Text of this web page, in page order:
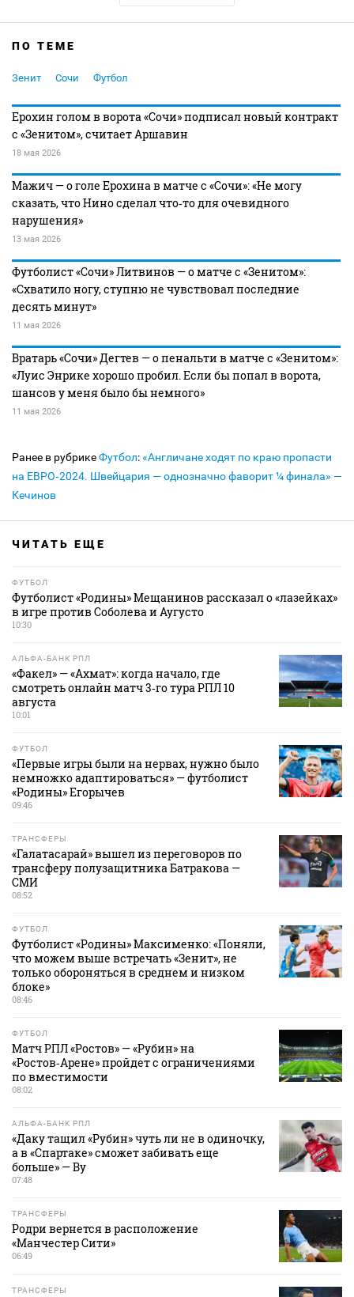
ПО ТЕМЕ
Зенит Сочи Футбол
Ерохин голом в ворота «Сочи» подписал новый контракт
с «Зенитом», считает Аршавин
18 мая 2026
Мажич — о голе Ерохина в матче с «Сочи»: «Не могу
сказать, что Нино сделал что‑то для очевидного
нарушения»
13 мая 2026
Футболист «Сочи» Литвинов — о матче с «Зенитом»:
«Схватило ногу, ступню не чувствовал последние
десять минут»
11 мая 2026
Вратарь «Сочи» Дегтев — о пенальти в матче с «Зенитом»:
«Луис Энрике хорошо пробил. Если бы попал в ворота,
шансов у меня было бы немного»
11 мая 2026
Ранее в рубрикеФутбол:«Англичане ходят по краю пропасти
на ЕВРО‑2024. Швейцария — однозначно фаворит ¼ финала» —
Кечинов
ЧИТАТЬ ЕЩЕ
ФУТБОЛ
Футболист «Родины» Мещанинов рассказал о «лазейках»
в игре против Соболева и Аугусто
10:30
АЛЬФА-БАНК РПЛ
«Факел» — «Ахмат»: когда начало, где
смотреть онлайн матч 3‑го тура РПЛ 10
августа
10:01
ФУТБОЛ
«Первые игры были на нервах, нужно было
немножко адаптироваться» — футболист
«Родины» Егорычев
09:46
ТРАНСФЕРЫ
«Галатасарай» вышел из переговоров по
трансферу полузащитника Батракова —
СМИ
08:52
ФУТБОЛ
Футболист «Родины» Максименко: «Поняли,
что можем выше встречать «Зенит», не
только обороняться в среднем и низком
блоке»
08:46
ФУТБОЛ
Матч РПЛ «Ростов» — «Рубин» на
«Ростов‑Арене» пройдет с ограничениями
по вместимости
08:02
АЛЬФА-БАНК РПЛ
«Даку тащил «Рубин» чуть ли не в одиночку,
а в «Спартаке» сможет забивать еще
больше» — Ву
07:48
ТРАНСФЕРЫ
Родри вернется в расположение
«Манчестер Сити»
06:49
ТРАНСФЕРЫ